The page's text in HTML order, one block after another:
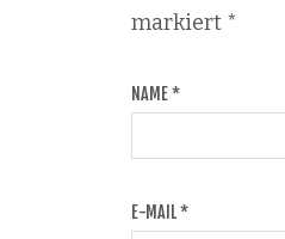
markiert *
NAME*
E-MAIL*